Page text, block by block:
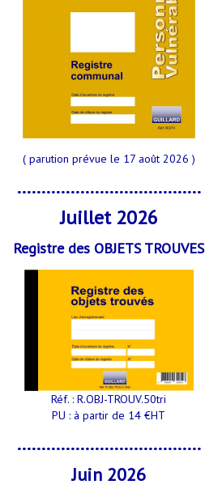
( parution prévue le 17 août 2026 )
......................................
Juillet 2026
Registre des OBJETS TROUVES
Réf. : R.OBJ-TROUV.50tri
PU : à partir de 14 €HT
......................................
Juin 2026